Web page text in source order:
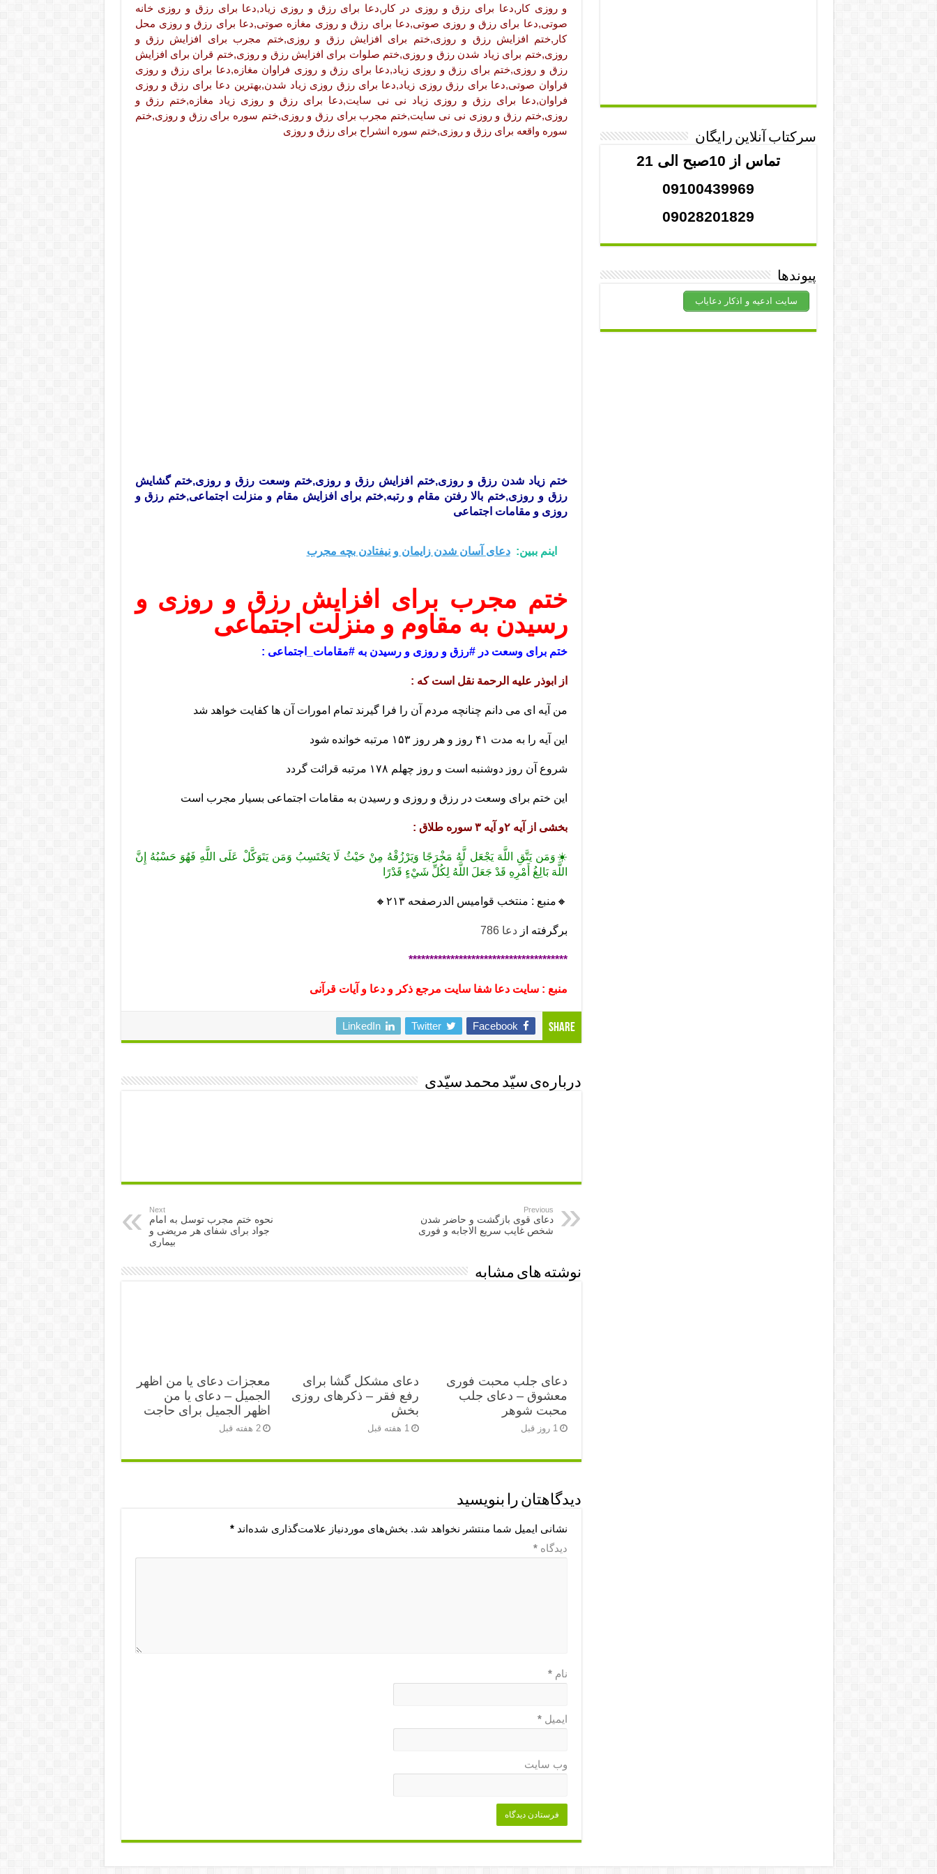
و روزی کار,دعا برای رزق و روزی در کار,دعا برای رزق و روزی زیاد,دعا برای رزق و روزی خانه
صوتی,دعا برای رزق و روزی صوتی,دعا برای رزق و روزی مغازه صوتی,دعا برای رزق و روزی محل
کار,ختم افزایش رزق و روزی,ختم برای افزایش رزق و روزی,ختم مجرب برای افزایش رزق و
روزی,ختم برای زیاد شدن رزق و روزی,ختم صلوات برای افزایش رزق و روزی,ختم قران برای افزایش
رزق و روزی,ختم برای رزق و روزی زیاد,دعا برای رزق و روزی فراوان مغازه,دعا برای رزق و روزی
فراوان صوتی,دعا برای رزق روزی زیاد,دعا برای رزق روزی زیاد شدن,بهترین دعا برای رزق و روزی
فراوان,دعا برای رزق و روزی زیاد نی نی سایت,دعا برای رزق و روزی زیاد مغازه,ختم رزق و
روزی,ختم رزق و روزی نی نی سایت,ختم مجرب برای رزق و روزی,ختم سوره برای رزق و روزی,ختم
سوره واقعه برای رزق و روزی,ختم سوره انشراح برای رزق و روزی
ختم زیاد شدن رزق و روزی,ختم افزایش رزق و روزی,ختم وسعت رزق و روزی,ختم گشایش
رزق و روزی,ختم بالا رفتن مقام و رتبه,ختم برای افزایش مقام و منزلت اجتماعی,ختم رزق و
روزی و مقامات اجتماعی
اینم ببین: دعای آسان شدن زایمان و نیفتادن بچه مجرب
ختم مجرب برای افزایش رزق و روزی و
رسیدن به مقاوم و منزلت اجتماعی
ختم برای وسعت در #رزق و روزی و رسیدن به #مقامات_اجتماعی :
از ابوذر علیه الرحمة نقل است که :
من آیه ای می دانم چنانچه مردم آن را فرا گیرند تمام امورات آن ها کفایت خواهد شد
این آیه را به مدت ۴۱ روز و هر روز ۱۵۳ مرتبه خوانده شود
شروع آن روز دوشنبه است و روز چهلم ۱۷۸ مرتبه قرائت گردد
این ختم برای وسعت در رزق و روزی و رسیدن به مقامات اجتماعی بسیار مجرب است
بخشی از آیه ۲و آیه ۳ سوره طلاق :
☀️وَمَن يَتَّقِ اللَّهَ يَجْعَل لَّهُ مَخْرَجًا وَيَرْزُقْهُ مِنْ حَيْثُ لَا يَحْتَسِبُ وَمَن يَتَوَكَّلْ عَلَى اللَّهِ فَهُوَ حَسْبُهُ إِنَّ
اللَّهَ بَالِغُ أَمْرِهِ قَدْ جَعَلَ اللَّهُ لِكُلِّ شَيْءٍ قَدْرًا
🔸منبع : منتخب قوامیس الدرصفحه ۲۱۳🔸
برگرفته ازدعا 786
**************************************
منبع : سایت دعا شفا سایت مرجع ذکر و دعا و آیات قرآنی
Share
Facebook
Twitter
LinkedIn
درباره‌ی سیّد محمد سیّدی
Previous
دعای قوی بازگشت و حاضر شدن
شخص غایب سریع الاجابه و فوری
Next
نحوه ختم مجرب توسل به امام
جواد برای شفای هر مریضی و
بیماری
نوشته های مشابه
دعای جلب محبت فوری
معشوق – دعای جلب
محبت شوهر
1 روز قبل
دعای مشکل گشا برای
رفع فقر – ذکرهای روزی‌
بخش
1 هفته قبل
معجزات دعای یا من اظهر
الجمیل – دعای یا من
اظهر الجمیل برای حاجت
2 هفته قبل
دیدگاهتان را بنویسید
نشانی ایمیل شما منتشر نخواهد شد. بخش‌های موردنیاز علامت‌گذاری شده‌اند*
دیدگاه*
نام*
ایمیل*
وب‌ سایت
سرکتاب آنلاین رایگان
تماس از 10صبح الی 21
09100439969
09028201829
پیوندها
سایت ادعیه و اذکار دعایاب